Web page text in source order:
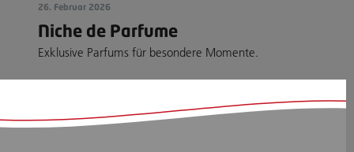
26. Februar 2026
Niche de Parfume
Exklusive Parfums für besondere Momente.